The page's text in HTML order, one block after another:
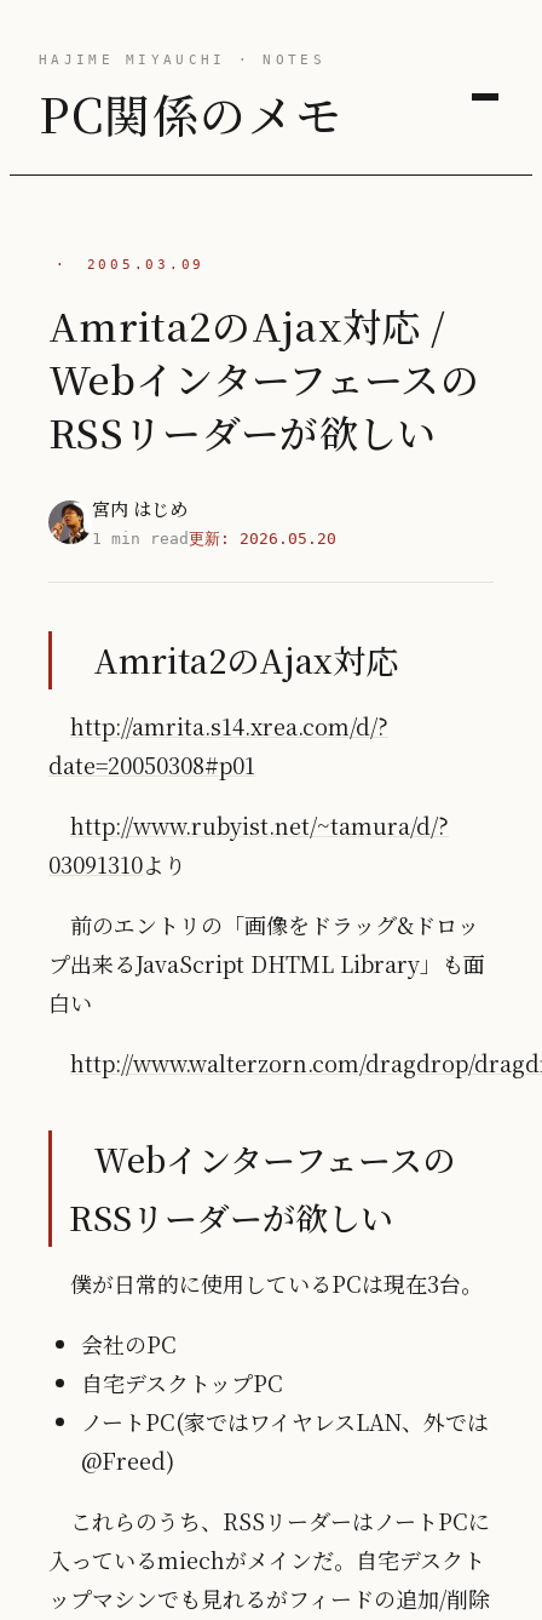
HAJIME MIYAUCHI · NOTES
PC関係のメモ
· 2005.03.09
Amrita2のAjax対応 /
Webインターフェースの
RSSリーダーが欲しい
宮内 はじめ
1 min read更新: 2026.05.20
Amrita2のAjax対応
http://amrita.s14.xrea.com/d/?
date=20050308#p01
http://www.rubyist.net/~tamura/d/?
03091310より
前のエントリの「画像をドラッグ&ドロッ
プ出来るJavaScript DHTML Library」も面
白い
http://www.walterzorn.com/dragdrop/
Webインターフェースの
RSSリーダーが欲しい
僕が日常的に使用しているPCは現在3台。
会社のPC
自宅デスクトップPC
ノートPC(家ではワイヤレスLAN、外では
@Freed)
これらのうち、RSSリーダーはノートPCに
入っているmiechがメインだ。自宅デスクト
ップマシンでも見れるがフィードの追加/削除